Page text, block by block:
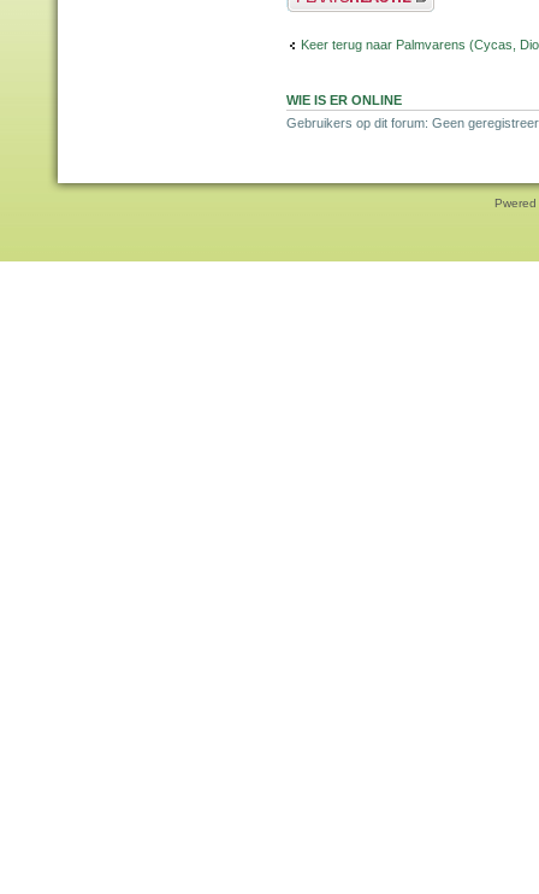
Keer terug naar Palmvarens (Cycas,
WIE IS ER ONLINE
Gebruikers op dit forum: Geen